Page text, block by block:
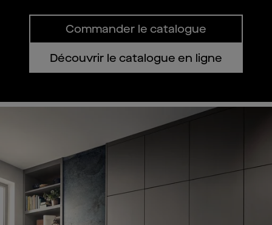
Commander le catalogue
Découvrir le catalogue en ligne